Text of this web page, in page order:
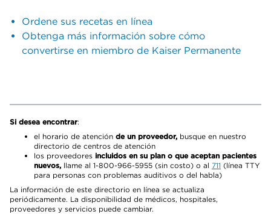
Ordene sus recetas en línea
Obtenga más información sobre cómo
convertirse en miembro de Kaiser Permanente
Si desea encontrar:
el horario de atención de un proveedor, busque en nuestro
directorio de centros de atención
los proveedores incluidos en su plan o que aceptan pacientes
nuevos, llame al 1-800-966-5955 (sin costo) o al 711 (línea TTY
para personas con problemas auditivos o del habla)
La información de este directorio en línea se actualiza
periódicamente. La disponibilidad de médicos, hospitales,
proveedores y servicios puede cambiar.